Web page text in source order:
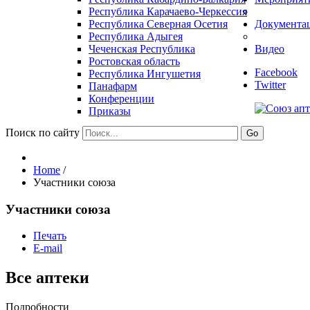
Республика Карачаево-Черкессия
Республика Северная Осетия
Республика Адыгея
Чеченская Республика
Ростовская область
Республика Ингушетия
Панафарм
Конференции
Приказы
Видео
Facebook
Twitter
Поиск по сайту Go
Home /
Участники союза
Участники союза
Печать
E-mail
Все аптеки
Подробности